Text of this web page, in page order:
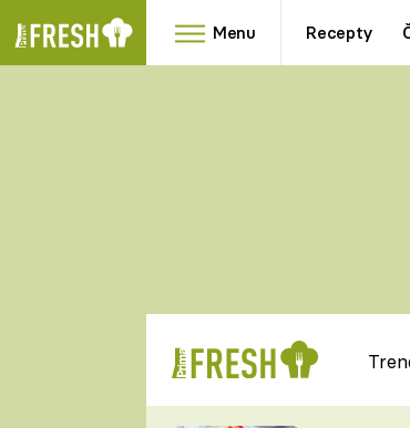
Menu Recepty
RYCHLOVKY